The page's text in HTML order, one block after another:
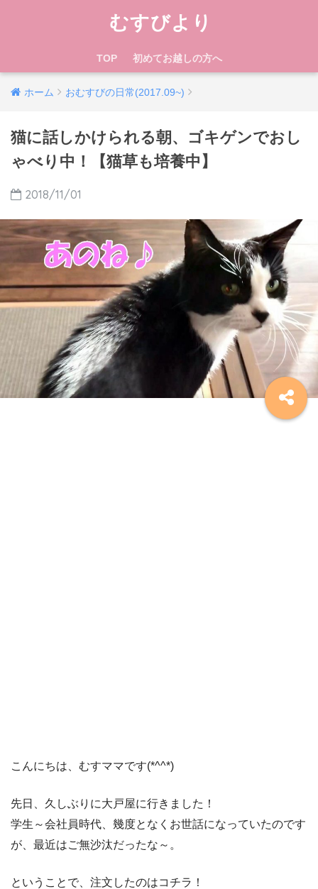
むすびより
TOP 初めてお越しの方へ
ホーム おむすびの日常(2017.09~)
猫に話しかけられる朝、ゴキゲンでおし
ゃべり中！【猫草も培養中】
2018/11/01
こんにちは、むすママです(*^^*)
先日、久しぶりに大戸屋に行きました！
学生～会社員時代、幾度となくお世話になっていたのです
が、最近はご無沙汰だったな～。
ということで、注文したのはコチラ！